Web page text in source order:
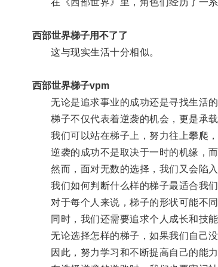
在《西部世界》里，角色们经历了一系
西部世界梯子用不了了
这与现实生活十分相似。
西部世界梯子vpm
无论是追求事业的成功还是寻找生活的
梯子不仅代表着逆袭的机会，更是承载
我们可以站在梯子上，努力往上攀爬，
逆袭的成功不是取决于一时的机缘，而
然而，面对无数的选择，我们又会陷入
我们如何判断什么样的梯子最适合我们
对于每个人来说，梯子的形状可能不同
同时，我们还需要追求个人成长和技能
无论选择怎样的梯子，如果我们自己没
因此，努力学习和不断提高自己的能力